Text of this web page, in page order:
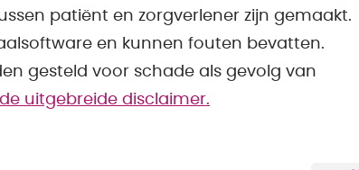
patiënt en zorgverlener zijn gemaakt.
en kunnen fouten bevatten.
gesteld voor schade als gevolg van
de uitgebreide disclaimer.